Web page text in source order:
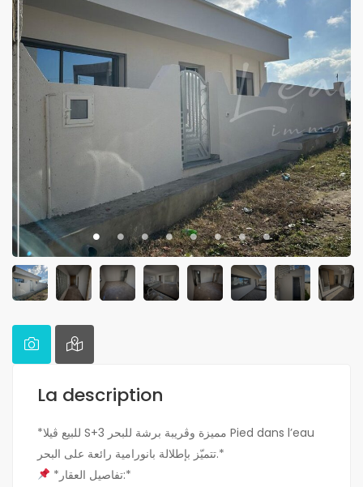
La description
*للبيع ڤيلا S+3 مميزة وڨريبة برشة للبحر Pied dans l’eau
تتميّز بإطلالة بانورامية رائعة على البحر.*
*تفاصيل العقار:*